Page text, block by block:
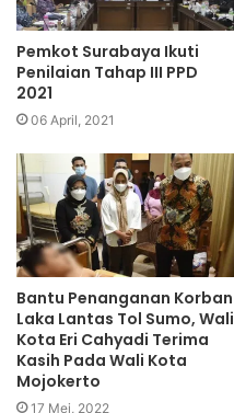
Pemkot Surabaya Ikuti
Penilaian Tahap III PPD
2021
06 April, 2021
Bantu Penanganan Korban
Laka Lantas Tol Sumo, Wali
Kota Eri Cahyadi Terima
Kasih Pada Wali Kota
Mojokerto
17 Mei, 2022